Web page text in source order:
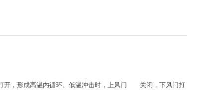
开，形成高温内循环。低温冲击时，上风门 关闭，下风门打